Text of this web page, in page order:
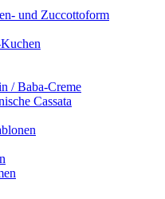
und Zuccottoform
/ Baba-Creme
Cassata